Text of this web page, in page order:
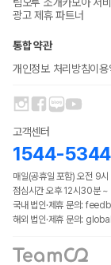
광고 제휴 파트너
통합 약관
개인정보 처리방침이용
고객센터
1544-5344
매일(공휴일 포함) 오전 9
점심시간 오후 12시30분
국내 법인·제휴 문의:
해외 법인·제휴 문의: